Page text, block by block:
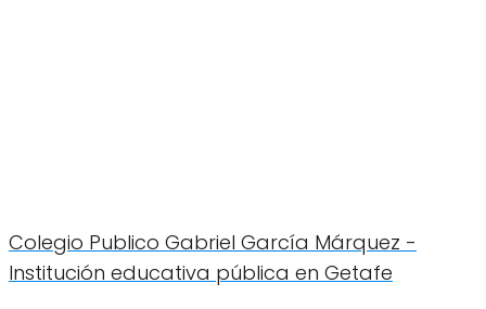
Colegio Publico Gabriel García Márquez -
Institución educativa pública en Getafe